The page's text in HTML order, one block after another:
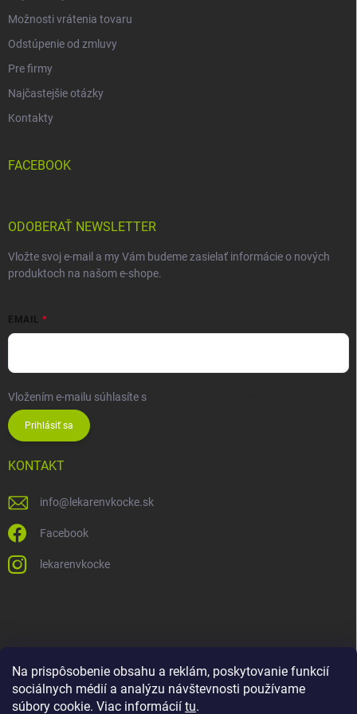
Na prispôsobenie obsahu a reklám, poskytovanie funkcií
sociálnych médií a analýzu návštevnosti používame
súbory cookie. Viac informácií tu.
Možnosti vrátenia tovaru
Odstúpenie od zmluvy
Pre firmy
Najčastejšie otázky
Kontakty
FACEBOOK
ODOBERAŤ NEWSLETTER
Vložte svoj e-mail a my Vám budeme zasielať informácie o nových
produktoch na našom e-shope.
EMAIL
Vložením e-mailu súhlasíte s
Prihlásiť sa
KONTAKT
info@ lekarenvkocke.sk
Facebook
lekarenvkocke